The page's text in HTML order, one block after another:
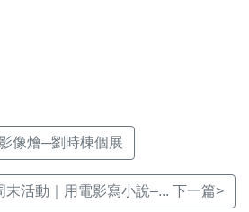
像燴─劉時棟個展
末活動｜用電影寫小說–... 下一篇>